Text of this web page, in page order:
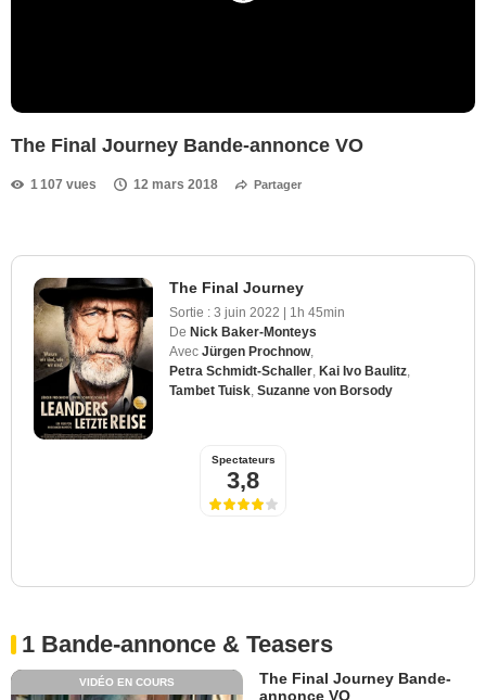
The Final Journey Bande-annonce VO
1 107 vues 12 mars 2018 Partager
The Final Journey
Sortie : 3 juin 2022 | 1h 45min
De Nick Baker-Monteys
Avec Jürgen Prochnow,
Petra Schmidt-Schaller Kai Ivo Baulitz
Tambet Tuisk Suzanne von Borsody
Spectateurs
3,8
1 Bande-annonce & Teasers
VIDÉO EN COURS
The Final Journey Bande-
annonce VO